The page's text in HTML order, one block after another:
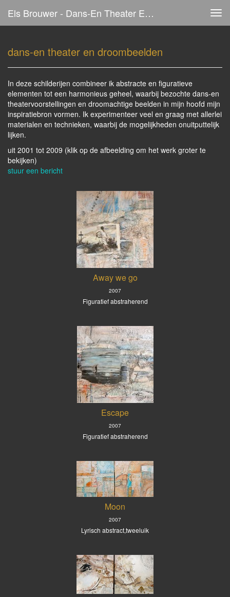
Els Brouwer - Dans-En Theater En Droombeelden
dans-en theater en droombeelden
In deze schilderijen combineer ik abstracte en figuratieve
elementen tot een harmonieus geheel, waarbij bezochte dans-en
theatervoorstellingen en droomachtige beelden in mijn hoofd mijn
inspiratiebron vormen. Ik experimenteer veel en graag met allerlei
materialen en technieken, waarbij de mogelijkheden onuitputtelijk
lijken.
uit 2001 tot 2009 (klik op de afbeelding om het werk groter te
bekijken)
stuur een bericht
Away we go
2007
Figuratief abstraherend
Escape
2007
Figuratief abstraherend
Moon
2007
Lyrisch abstract,tweeluik